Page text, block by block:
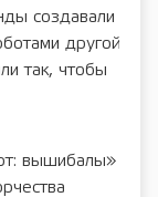
создавали
другой
так, чтобы
вышибалы»